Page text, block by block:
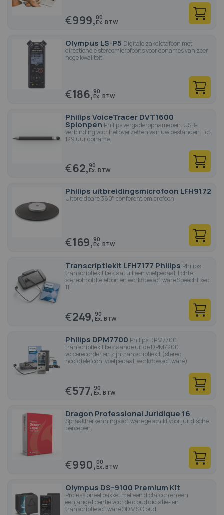
€999,00
Olympus LS-P5 Digitale zakdictafoon met
directionele stereomicrofoons voor opnames van zeer
hoge kwaliteit.
€186,90
Philips VoiceTracer DVT1600
Spionpen Philips vergaderopnamepen. USB-
verbinding voor het overzetten van uw bestanden. Tot
129 uur opname.
€62,90
Philips uitbreidingsmicrofoon LFH9172
Uitbreidbare 360° conferentiemicrofoon.
€169,90
Transcriptiekit LFH7177 Philips Philips
transcriptiekit bestaat uit een voetpedaal, lichte
stereohoofdtelefoon en workflowsoftware SpeechExec
11.
€249, 90
Philips DPM7700 Philips DPM7700
transcriptiekit bestaande uit de DPM7200
voicerecorder en zijn transcriptiekit (stereo
hoofdtelefoon, voetpedaal, workflowsoftware)
€577, 90
Dragon Professional Juridique 16
Spraakherkenningssoftware geschikt voor juridische
beroepen.
€990,00
Olympus DS-9100 Premium Kit
Professioneel pakket met een dictafoon en een
eenjarige licentie voor de cloud dictatie- en
transcriptiesoftware ODMS Cloud.